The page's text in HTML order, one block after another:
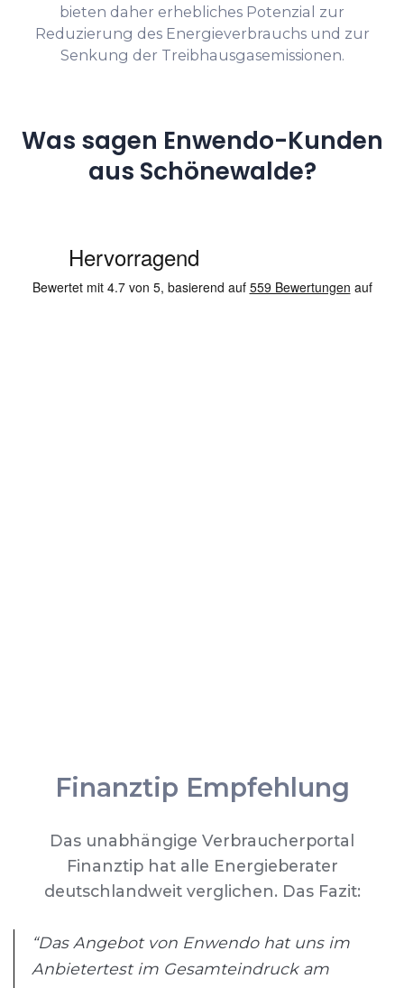
bieten daher erhebliches Potenzial zur
Reduzierung des Energieverbrauchs und zur
Senkung der Treibhausgasemissionen.
Was sagen Enwendo-Kunden
aus Schönewalde?
Finanztip Empfehlung
Das unabhängige Verbraucherportal
Finanztip hat alle Energieberater
deutschlandweit verglichen. Das Fazit:
“Das Angebot von Enwendo hat uns im
Anbietertest im Gesamteindruck am